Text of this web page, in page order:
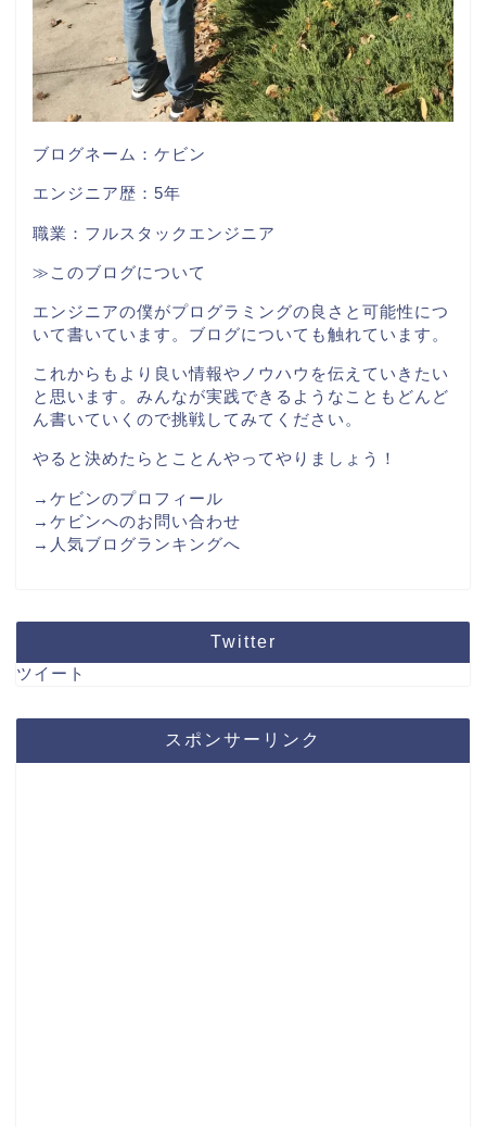
ブログネーム：ケビン
エンジニア歴：5年
職業：フルスタックエンジニア
≫このブログについて
エンジニアの僕がプログラミングの良さと可能性につ
いて書いています。ブログについても触れています。
これからもより良い情報やノウハウを伝えていきたい
と思います。みんなが実践できるようなこともどんど
ん書いていくので挑戦してみてください。
やると決めたらとことんやってやりましょう！
→ケビンのプロフィール
→ケビンへのお問い合わせ
→人気ブログランキングへ
Twitter
ツイート
スポンサーリンク